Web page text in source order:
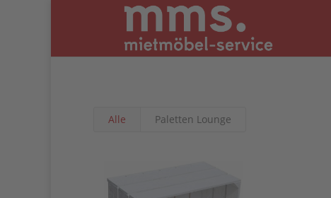
Alle Paletten Lounge